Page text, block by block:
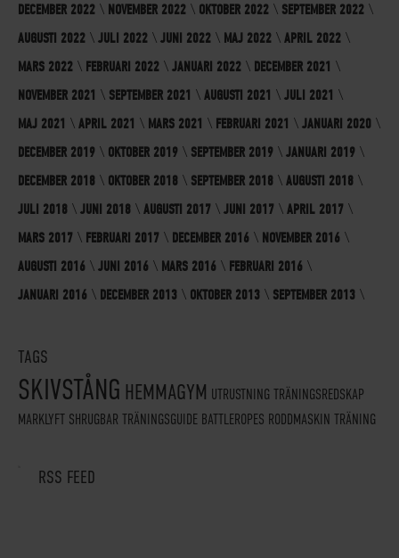
DECEMBER 2022
NOVEMBER 2022 OKTOBER 2022
SEPTEMBER 2022
AUGUSTI 2022
JULI 2022 JUNI 2022 MAJ 2022
APRIL 2022
MARS 2022
FEBRUARI 2022 JANUARI 2022
DECEMBER 2021
NOVEMBER 2021
SEPTEMBER 2021 AUGUSTI 2021
JULI 2021
MAJ 2021
APRIL 2021 MARS 2021 FEBRUARI 2021
JANUARI 2020
DECEMBER 2019
OKTOBER 2019 SEPTEMBER 2019
JANUARI 2019
DECEMBER 2018
OKTOBER 2018 SEPTEMBER 2018
AUGUSTI 2018
JULI 2018
JUNI 2018 AUGUSTI 2017 JUNI 2017
APRIL 2017
MARS 2017
FEBRUARI 2017 DECEMBER 2016
NOVEMBER 2016
AUGUSTI 2016
JUNI 2016 MARS 2016
FEBRUARI 2016
JANUARI 2016
DECEMBER 2013 OKTOBER 2013 SEPTEMBER 2013
TAGS
SKIVSTÅNG HEMMAGYM UTRUSTNING TRÄNINGSREDSKAP
MARKLYFT SHRUGBAR TRÄNINGSGUIDE BATTLEROPES RODDMASKIN TRÄNING
RSS FEED